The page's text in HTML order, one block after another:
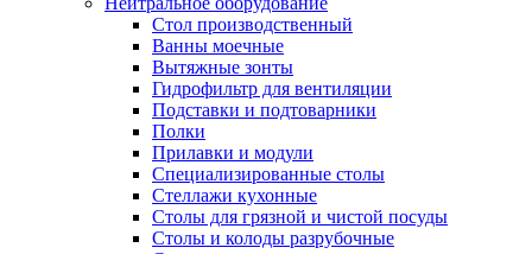
Cтол производственный
Ванны моечные
Вытяжные зонты
Гидрофильтр для вентиляции
Подставки и подтоварники
Полки
Прилавки и модули
Специализированные столы
Стеллажи кухонные
Столы для грязной и чистой посуды
Столы и колоды разрубочные